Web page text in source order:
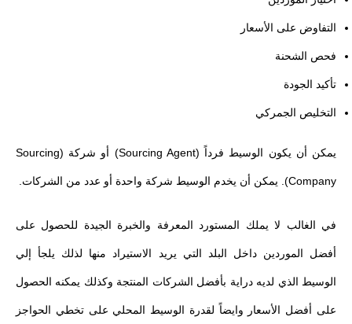
التفاوض على الأسعار
فحص الشحنة
تأكيد الجودة
التخليص الجمركي
يمكن أن يكون الوسيط فرداً (Sourcing Agent) أو شركة (Sourcing
Company). يمكن أن يخدم الوسيط شركة واحدة أو عدد من الشركات.
في الغالب لا يملك المستورد المعرفة والخبرة الجيدة للحصول على
أفضل الموردين داخل البلد التي يريد الاستيراد منها لذلك يلجأ إلي
الوسيط الذي لديه دراية بأفضل الشركات المنتجة وكذلك يمكنه الحصول
على أفضل الأسعار وايضاً لقدرة الوسيط المحلي على تخطي الحواجز